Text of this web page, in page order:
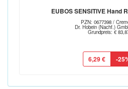
EUBOS SENSITIVE Hand
PZN: 0677398 /
Dr. Hobein (Nachf.)
Grundpreis: €
6,29 € -